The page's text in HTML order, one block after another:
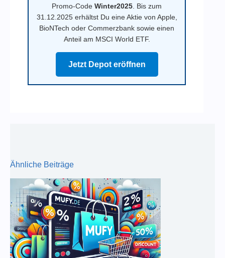
Promo-CodeWinter2025 . Bis zum
31.12.2025 erhältst Du eine Aktie von Apple,
BioNTech oder Commerzbank sowie einen
Anteil am MSCI World ETF.
Jetzt Depot eröffnen
Ähnliche Beiträge